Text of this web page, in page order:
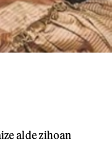
alde zihoan